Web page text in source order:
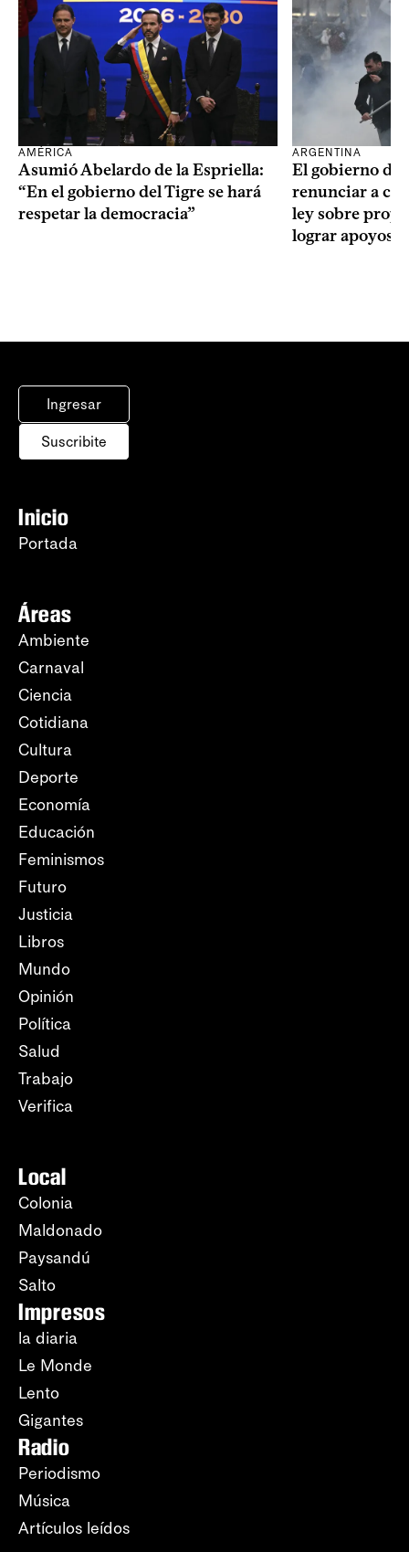
AMÉRICA
Asumió Abelardo de la Espriella:
“En el gobierno del Tigre se hará
respetar la democracia”
ARGENTINA
El gobierno de
renunciar a
ley sobre
lograr apoyos
Ingresar
Suscribite
Inicio
Portada
Áreas
Ambiente
Carnaval
Ciencia
Cotidiana
Cultura
Deporte
Economía
Educación
Feminismos
Futuro
Justicia
Libros
Mundo
Opinión
Política
Salud
Trabajo
Verifica
Local
Colonia
Maldonado
Paysandú
Salto
Impresos
la diaria
Le Monde
Lento
Gigantes
Radio
Periodismo
Música
Artículos leídos